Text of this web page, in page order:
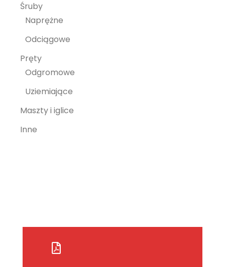
Śruby
Naprężne
Odciągowe
Pręty
Odgromowe
Uziemiające
Maszty i iglice
Inne